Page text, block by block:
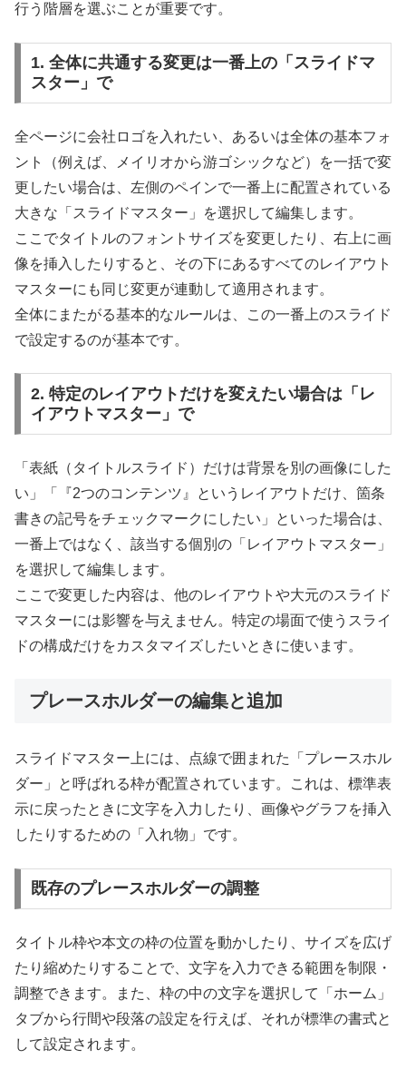
行う階層を選ぶことが重要です。
1. 全体に共通する変更は一番上の「スライドマ
スター」で
全ページに会社ロゴを入れたい、あるいは全体の基本フォ
ント（例えば、メイリオから游ゴシックなど）を一括で変
更したい場合は、左側のペインで一番上に配置されている
大きな「スライドマスター」を選択して編集します。
ここでタイトルのフォントサイズを変更したり、右上に画
像を挿入したりすると、その下にあるすべてのレイアウト
マスターにも同じ変更が連動して適用されます。
全体にまたがる基本的なルールは、この一番上のスライド
で設定するのが基本です。
2. 特定のレイアウトだけを変えたい場合は「レ
イアウトマスター」で
「表紙（タイトルスライド）だけは背景を別の画像にした
い」「『2つのコンテンツ』というレイアウトだけ、箇条
書きの記号をチェックマークにしたい」といった場合は、
一番上ではなく、該当する個別の「レイアウトマスター」
を選択して編集します。
ここで変更した内容は、他のレイアウトや大元のスライド
マスターには影響を与えません。特定の場面で使うスライ
ドの構成だけをカスタマイズしたいときに使います。
プレースホルダーの編集と追加
スライドマスター上には、点線で囲まれた「プレースホル
ダー」と呼ばれる枠が配置されています。これは、標準表
示に戻ったときに文字を入力したり、画像やグラフを挿入
したりするための「入れ物」です。
既存のプレースホルダーの調整
タイトル枠や本文の枠の位置を動かしたり、サイズを広げ
たり縮めたりすることで、文字を入力できる範囲を制限・
調整できます。また、枠の中の文字を選択して「ホーム」
タブから行間や段落の設定を行えば、それが標準の書式と
して設定されます。